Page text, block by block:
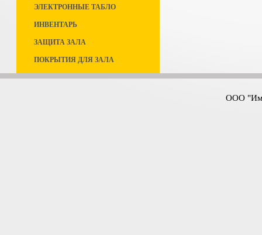
ЭЛЕКТРОННЫЕ ТАБЛО
ИНВЕНТАРЬ
ЗАЩИТА ЗАЛА
ПОКРЫТИЯ ДЛЯ ЗАЛА
ООО